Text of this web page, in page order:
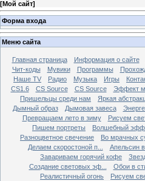
[Мой сайт]
Форма входа
Меню сайта
Главная страница Информация о сайте
Чит-коды
Мувики Программы
Наше TV
Радио Музыка Игры
CS1.6
CS Source CS Source Эффект
Пришельцы среди нам
Яркая
Дымный образ
Дымовая завеса
Превращаем лето в зиму
Рисуем
Пишем портреты
Волшебный
Разноцветное свечение
Во мрачных
Делаем скоростоной п...
Апельсин
Завариваем горячий кофе
Создание световых эф...
Обои в
Реалистичный огонь
Рисуем